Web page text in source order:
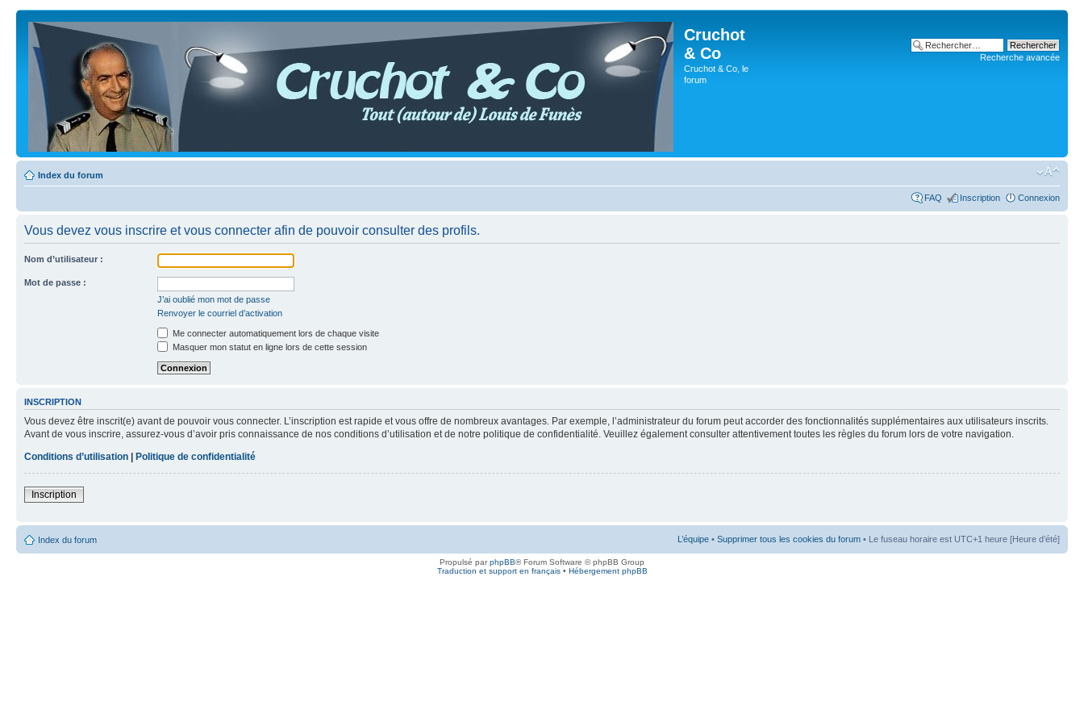
Cruchot
& Co
Cruchot & Co, le
forum
Recherche avancée
Index du forum
FAQ Inscription Connexion
Vous devez vous inscrire et vous connecter afin de pouvoir consulter des profils.
Nom d’utilisateur :
Mot de passe :
J’ai oublié mon mot de passe
Renvoyer le courriel d’activation
Me connecter automatiquement lors de chaque visite
Masquer mon statut en ligne lors de cette session
INSCRIPTION
Vous devez être inscrit(e) avant de pouvoir vous connecter. L’inscription est rapide et vous offre de nombreux avantages. Par exemple, l’administrateur du forum peut accorder des fonctionnalités supplémentaires aux utilisateurs inscrits.
Avant de vous inscrire, assurez-vous d’avoir pris connaissance de nos conditions d’utilisation et de notre politique de confidentialité. Veuillez également consulter attentivement toutes les règles du forum lors de votre navigation.
Conditions d’utilisation | Politique de confidentialité
Inscription
Index du forum L’équipe • Supprimer tous les cookies du forum • Le fuseau horaire est UTC+1 heure [Heure d’été]
Propulsé parphpBB® Forum Software © phpBB Group
Traduction et support en français• Hébergement phpBB